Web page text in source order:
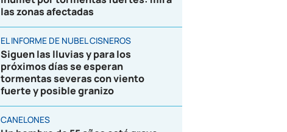
las zonas afectadas
EL INFORME DE NUBEL CISNEROS
Siguen las lluvias y para los
próximos días se esperan
tormentas severas con viento
fuerte y posible granizo
CANELONES